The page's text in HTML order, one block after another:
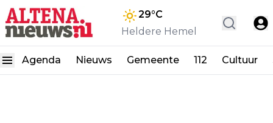
29°C
Heldere Hemel
Agenda Nieuws Gemeente 112 Cultuur